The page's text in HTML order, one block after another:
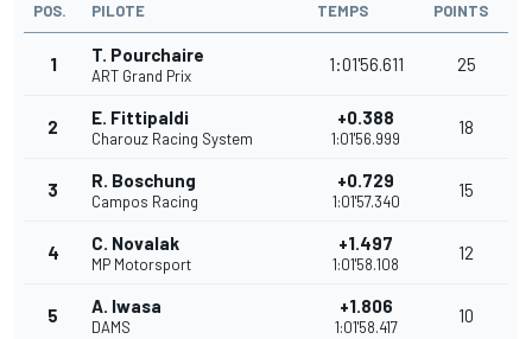
POS. PILOTE TEMPS POINTS
1 T. Pourchaire
ART Grand Prix
1:01'56.611 25
2 E. Fittipaldi
Charouz Racing System
+0.388
1:01'56.999
18
3 R. Boschung
Campos Racing
+0.729
1:01'57.340
15
4 C. Novalak
MP Motorsport
+1.497
1:01'58.108
12
5 A. Iwasa
DAMS
+1.806
1:01'58.417
10